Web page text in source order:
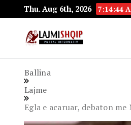
Thu. Aug 6th, 2026 7:14:45
Ballina
Lajme
Egla e acaruar, debaton